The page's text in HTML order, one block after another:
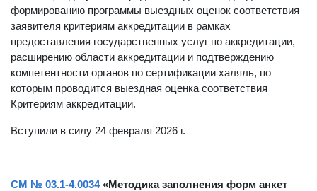
формированию программы выездных оценок соответствия
заявителя критериям аккредитации в рамках
предоставления государственных услуг по аккредитации,
расширению области аккредитации и подтверждению
компетентности органов по сертификации халяль, по
которым проводится выездная оценка соответствия
Критериям аккредитации.
Вступили в силу 24 февраля 2026 г.
СМ № 03.1-4.0034«Методика заполнения форм анкет